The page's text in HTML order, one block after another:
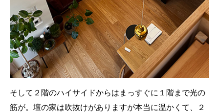
そして２階のハイサイドからはまっすぐに１階まで光の
筋が。壇の家は吹抜けがありますが本当に温かくて、２